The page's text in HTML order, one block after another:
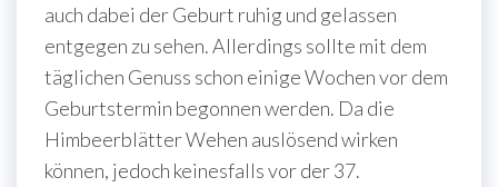
auch dabei der Geburt ruhig und gelassen
entgegen zu sehen. Allerdings sollte mit dem
täglichen Genuss schon einige Wochen vor dem
Geburtstermin begonnen werden. Da die
Himbeerblätter Wehen auslösend wirken
können, jedoch keinesfalls vor der 37.